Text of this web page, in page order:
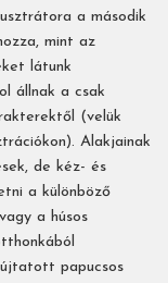
a második
mint az
látunk
állnak a csak
(velük
Alakjainak
de kéz- és
a különböző
a húsos
papucsos